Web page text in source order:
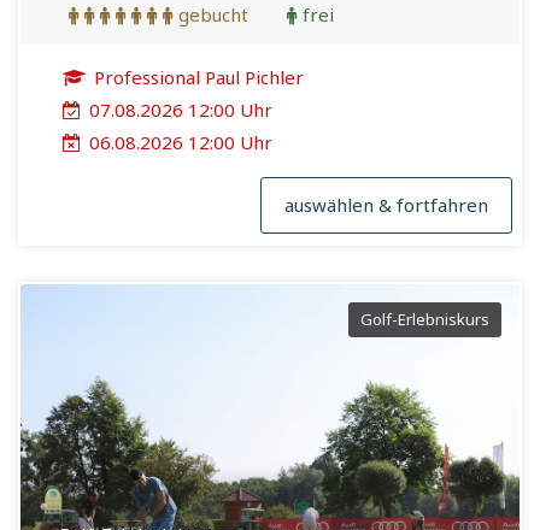
gebucht frei
Professional Paul Pichler
07.08.2026 12:00 Uhr
06.08.2026 12:00 Uhr
auswählen & fortfahren
Golf-Erlebniskurs